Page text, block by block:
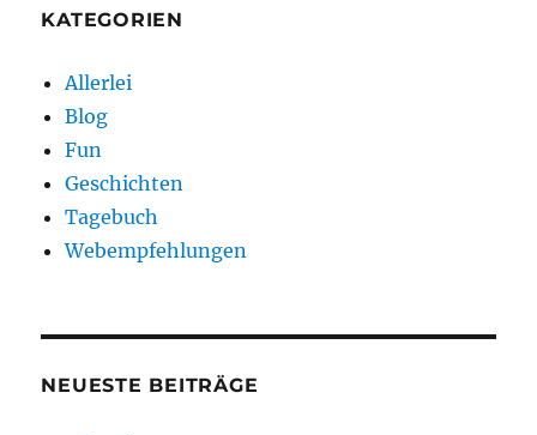
KATEGORIEN
Allerlei
Blog
Fun
Geschichten
Tagebuch
Webempfehlungen
NEUESTE BEITRÄGE